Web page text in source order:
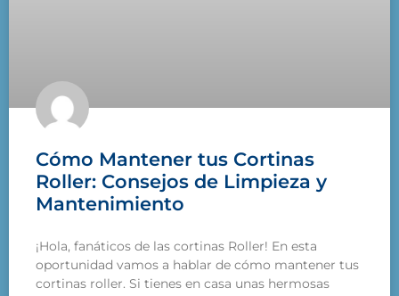
Cómo Mantener tus Cortinas
Roller: Consejos de Limpieza y
Mantenimiento
¡Hola, fanáticos de las cortinas Roller! En esta
oportunidad vamos a hablar de cómo mantener tus
cortinas roller. Si tienes en casa unas hermosas